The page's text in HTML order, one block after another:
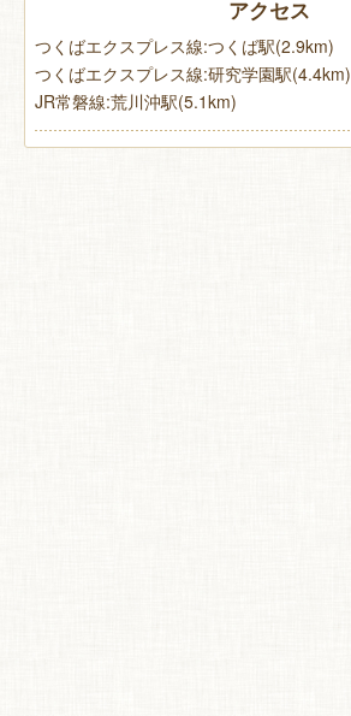
アクセス
つくばエクスプレス線:つくば駅(2.9km)
つくばエクスプレス線:研究学園駅(4.4km)
JR常磐線:荒川沖駅(5.1km)